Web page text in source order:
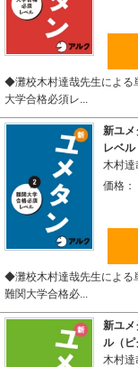
◆灘校木村達哉先生による
大学合格必須レ...
新ユ
レベ
木村達
価格：
◆灘校木村達哉先生による
難関大学合格必...
新ユ
ル（ピ
木村達